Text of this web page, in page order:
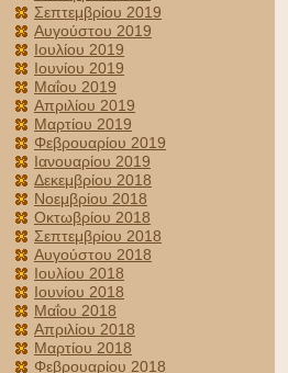
Σεπτεμβρίου 2019
Αυγούστου 2019
Ιουλίου 2019
Ιουνίου 2019
Μαΐου 2019
Απριλίου 2019
Μαρτίου 2019
Φεβρουαρίου 2019
Ιανουαρίου 2019
Δεκεμβρίου 2018
Νοεμβρίου 2018
Οκτωβρίου 2018
Σεπτεμβρίου 2018
Αυγούστου 2018
Ιουλίου 2018
Ιουνίου 2018
Μαΐου 2018
Απριλίου 2018
Μαρτίου 2018
Φεβρουαρίου 2018